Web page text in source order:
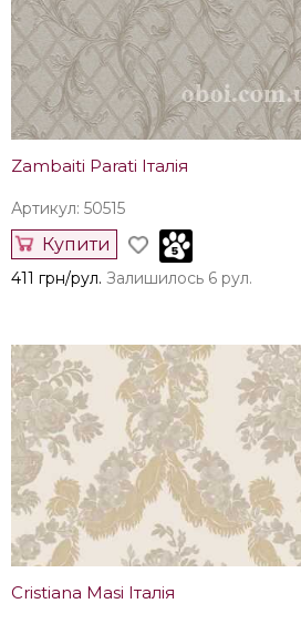
Zambaiti Parati Італія
Артикул: 50515
Купити
411 грн/рул. Залишилось 6 рул.
Cristiana Masi Італія